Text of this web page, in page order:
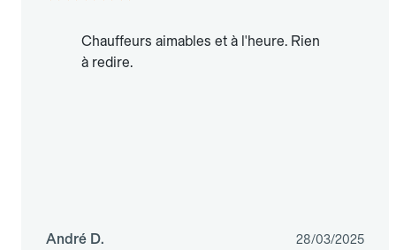
Chauffeurs aimables et à l'heure. Rien
à redire.
André D. 28/03/2025